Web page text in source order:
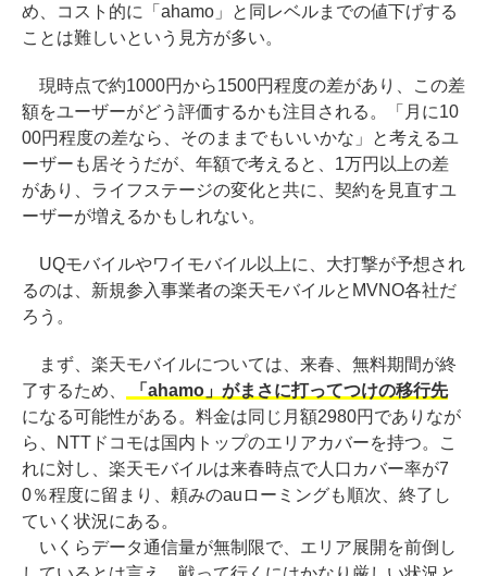
め、コスト的に「ahamo」と同レベルまでの値下げする
ことは難しいという見方が多い。
現時点で約1000円から1500円程度の差があり、この差
額をユーザーがどう評価するかも注目される。「月に10
00円程度の差なら、そのままでもいいかな」と考えるユ
ーザーも居そうだが、年額で考えると、1万円以上の差
があり、ライフステージの変化と共に、契約を見直すユ
ーザーが増えるかもしれない。
UQモバイルやワイモバイル以上に、大打撃が予想され
るのは、新規参入事業者の楽天モバイルとMVNO各社だ
ろう。
まず、楽天モバイルについては、来春、無料期間が終
了するため、
「ahamo」がまさに打ってつけの移行先
になる可能性がある。料金は同じ月額2980円でありなが
ら、NTTドコモは国内トップのエリアカバーを持つ。こ
れに対し、楽天モバイルは来春時点で人口カバー率が7
0％程度に留まり、頼みのauローミングも順次、終了し
ていく状況にある。
いくらデータ通信量が無制限で、エリア展開を前倒し